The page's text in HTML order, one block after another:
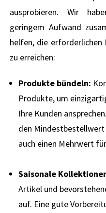
ausprobieren. Wir
geringem Aufwand
helfen, die
zu erreichen:
Produkte bündeln:
Produkte, um
Ihre Kunden
den
auch einen Mehrwert
Saisonale
Artikel und
auf. Eine gute